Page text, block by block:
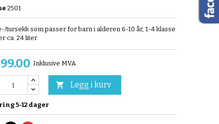
2501
tursekk som passer for barn i alderen 6-10 år, 1-4 klasse
ca. 24 liter.
Inklusive MVA
 Legg i kurv
5-12 dager